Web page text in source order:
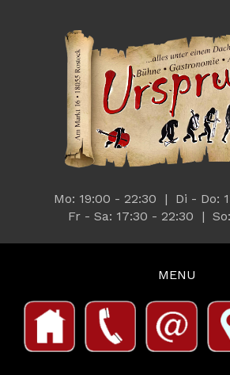
Mo: 19:00 - 22:30 | Di - Do:
Fr - Sa: 17:30 - 22:30 |
MENU